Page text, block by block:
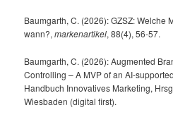
Baumgarth, C. (2026): GZSZ: Welche
wann?,markenartikel, 88(4), 56-57.
Baumgarth, C. (2026): Augmented
Controlling – A MVP of an AI-
Handbuch Innovatives Marketing,
Wiesbaden (digital first).